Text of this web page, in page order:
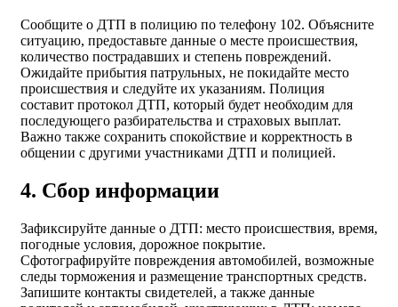
Сообщите о ДТП в полицию по телефону 102. Объясните
ситуацию, предоставьте данные о месте происшествия,
количество пострадавших и степень повреждений.
Ожидайте прибытия патрульных, не покидайте место
происшествия и следуйте их указаниям. Полиция
составит протокол ДТП, который будет необходим для
последующего разбирательства и страховых выплат.
Важно также сохранить спокойствие и корректность в
общении с другими участниками ДТП и полицией.
4. Сбор информации
Зафиксируйте данные о ДТП: место происшествия, время,
погодные условия, дорожное покрытие.
Сфотографируйте повреждения автомобилей, возможные
следы торможения и размещение транспортных средств.
Запишите контакты свидетелей, а также данные